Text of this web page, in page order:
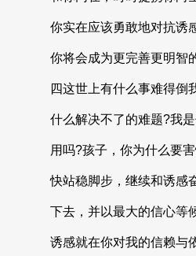
你实在应该勇敢地对抗诱
你将会成为更完善更明智
四这世上有什么事难得倒
什么解决不了的难题?我
用吗?孩子，你为什么要
快站稳脚步，继续和诱感
下去，并以最大的信心等
诱感就在你对我的信赖与